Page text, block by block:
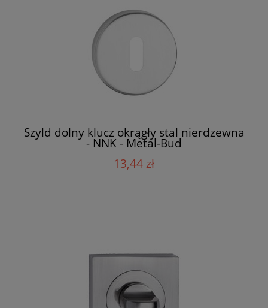
Szyld dolny klucz okrągły stal nierdzewna
- NNK - Metal-Bud
13,44 zł